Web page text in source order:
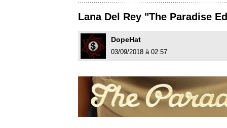
Lana Del Rey "The Paradise
DopeHat
03/09/2018 à 02:57